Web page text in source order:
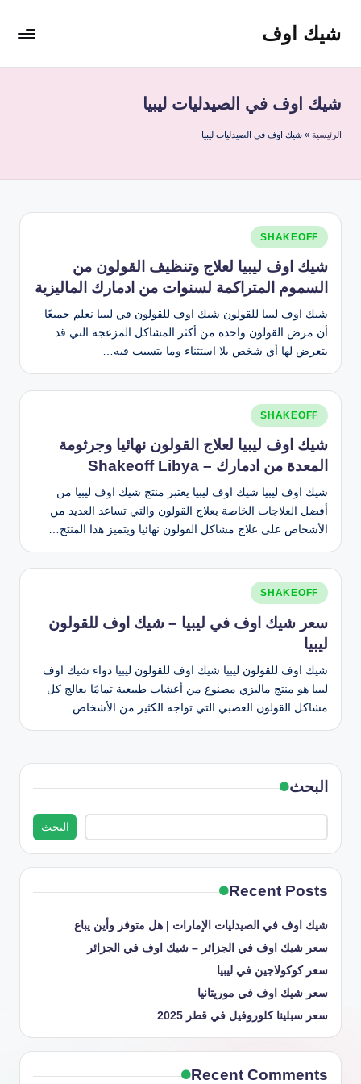
التجاوزشيك اوف
للقولون
من
شركة
صحي
منظف
للقولون
شيك اوف في الصيدليات ليبيا
الرئيسية » شيك اوف في الصيدليات ليبيا
نُشر
في
SHAKEOFF
شيك اوف ليبيا لعلاج وتنظيف القولون من
السموم المتراكمة لسنوات من ادمارك الماليزية
شيك اوف ليبيا للقولون شيك اوف للقولون في ليبيا نعلم جميعًا
أن مرض القولون واحدة من أكثر المشاكل المزعجة التي قد
يتعرض لها أي شخص بلا استثناء وما يتسبب فيه…
نُشر
في
SHAKEOFF
شيك اوف ليبيا لعلاج القولون نهائيا وجرثومة
المعدة من ادمارك – Shakeoff Libya
شيك اوف ليبيا شيك اوف ليبيا يعتبر منتج شيك اوف ليبيا من
أفضل العلاجات الخاصة بعلاج القولون والتي تساعد العديد من
الأشخاص على علاج مشاكل القولون نهائيا ويتميز هذا المنتج…
نُشر
في
SHAKEOFF
سعر شيك اوف في ليبيا – شيك اوف للقولون
ليبيا
شيك اوف للقولون ليبيا شيك اوف للقولون ليبيا دواء شيك اوف
ليبيا هو منتج ماليزي مصنوع من أعشاب طبيعية تمامًا يعالج كل
مشاكل القولون العصبي التي تواجه الكثير من الأشخاص…
البحث
البحث
Recent Posts
شيك اوف في الصيدليات الإمارات | هل متوفر وأين يباع
سعر شيك اوف في الجزائر – شيك اوف في الجزائر
سعر كوكولاجين في ليبيا
سعر شيك اوف في موريتانيا
سعر سبلينا كلوروفيل في قطر 2025
Recent Comments